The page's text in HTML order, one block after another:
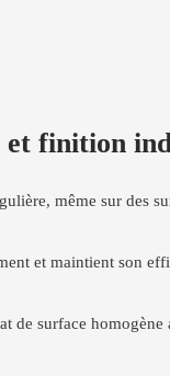
et finition
même sur des
et maintient son
de surface